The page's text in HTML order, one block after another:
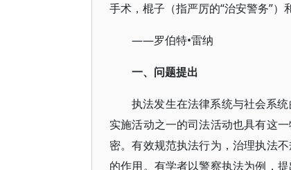
手术，棍子（指严厉的“治安警务”）
——罗伯特•雷纳
一、问题提出
执法发生在法律系统与社会系
实施活动之一的司法活动也具有这
密。有效规范执法行为，治理执法
的作用。有学者以警察执法为例，